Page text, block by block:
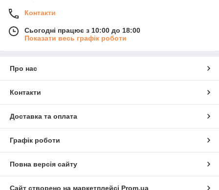
Контакти
Сьогодні працює з 10:00 до 18:00
Показати весь графік роботи
Про нас
Контакти
Доставка та оплата
Графік роботи
Повна версія сайту
Сайт створено на маркетплейсі Prom.ua